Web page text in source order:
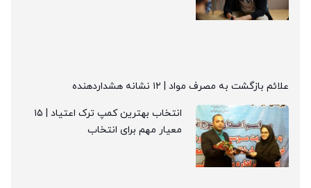
علائم بازگشت به مصرف مواد | ۱۲ نشانه هشداردهنده
انتخاب بهترین کمپ ترک اعتیاد | ۱۵
معیار مهم برای انتخاب